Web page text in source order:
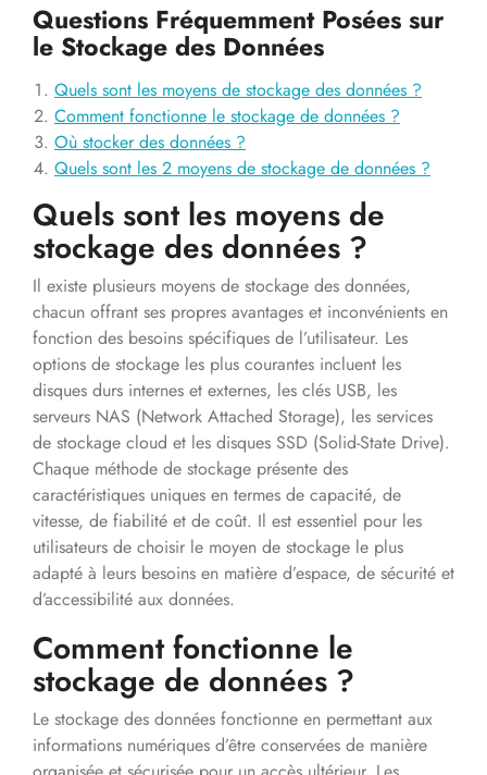
Questions Fréquemment Posées sur
le Stockage des Données
Quels sont les moyens de stockage des données ?
Comment fonctionne le stockage de données ?
Où stocker des données ?
Quels sont les 2 moyens de stockage de données ?
Quels sont les moyens de
stockage des données ?
Il existe plusieurs moyens de stockage des données,
chacun offrant ses propres avantages et inconvénients en
fonction des besoins spécifiques de l’utilisateur. Les
options de stockage les plus courantes incluent les
disques durs internes et externes, les clés USB, les
serveurs NAS (Network Attached Storage), les services
de stockage cloud et les disques SSD (Solid-State Drive).
Chaque méthode de stockage présente des
caractéristiques uniques en termes de capacité, de
vitesse, de fiabilité et de coût. Il est essentiel pour les
utilisateurs de choisir le moyen de stockage le plus
adapté à leurs besoins en matière d’espace, de sécurité et
d’accessibilité aux données.
Comment fonctionne le
stockage de données ?
Le stockage des données fonctionne en permettant aux
informations numériques d’être conservées de manière